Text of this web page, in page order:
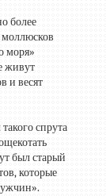
более
моря»
живут
и весят
спрута
был старый
которые